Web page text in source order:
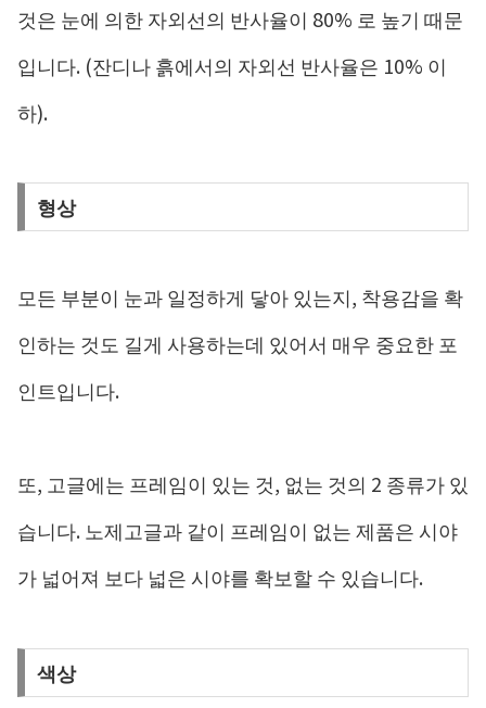
것은 눈에 의한 자외선의 반사율이 80% 로 높기 때문
입니다. (잔디나 흙에서의 자외선 반사율은 10% 이
하).
형상
모든 부분이 눈과 일정하게 닿아 있는지, 착용감을 확
인하는 것도 길게 사용하는데 있어서 매우 중요한 포
인트입니다.
또, 고글에는 프레임이 있는 것, 없는 것의 2 종류가 있
습니다. 노제고글과 같이 프레임이 없는 제품은 시야
가 넓어져 보다 넓은 시야를 확보할 수 있습니다.
색상